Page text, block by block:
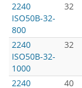
2240
ISO50B-32-
800
32
2240
ISO50B-32-
1000
32
2240
40